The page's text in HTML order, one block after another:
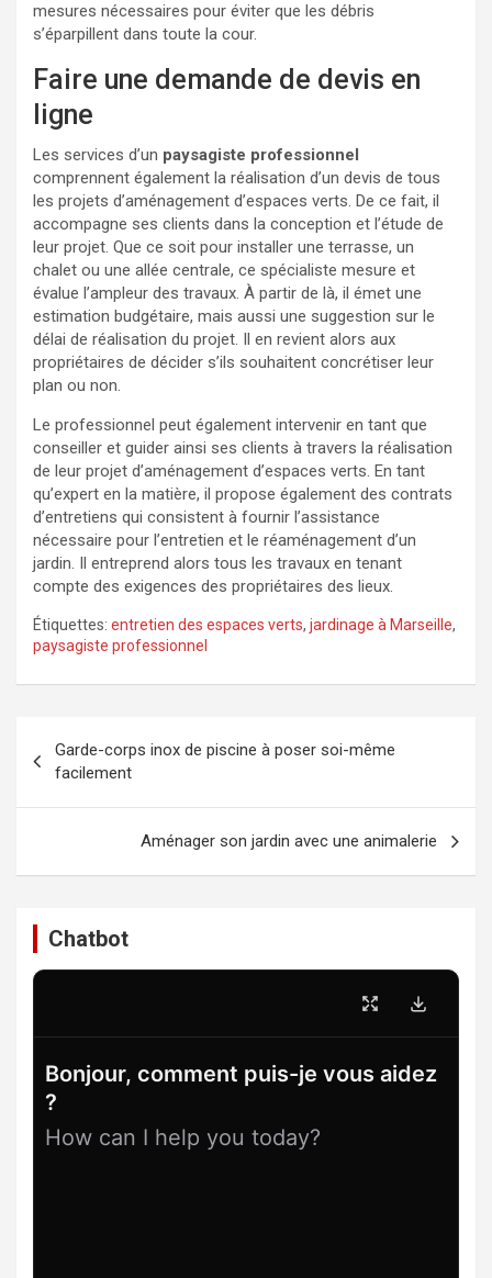
mesures nécessaires pour éviter que les débris
s’éparpillent dans toute la cour.
Faire une demande de devis en
ligne
Les services d’un paysagiste professionnel
comprennent également la réalisation d’un devis de tous
les projets d’aménagement d’espaces verts. De ce fait, il
accompagne ses clients dans la conception et l’étude de
leur projet. Que ce soit pour installer une terrasse, un
chalet ou une allée centrale, ce spécialiste mesure et
évalue l’ampleur des travaux. À partir de là, il émet une
estimation budgétaire, mais aussi une suggestion sur le
délai de réalisation du projet. Il en revient alors aux
propriétaires de décider s’ils souhaitent concrétiser leur
plan ou non.
Le professionnel peut également intervenir en tant que
conseiller et guider ainsi ses clients à travers la réalisation
de leur projet d’aménagement d’espaces verts. En tant
qu’expert en la matière, il propose également des contrats
d’entretiens qui consistent à fournir l’assistance
nécessaire pour l’entretien et le réaménagement d’un
jardin. Il entreprend alors tous les travaux en tenant
compte des exigences des propriétaires des lieux.
Étiquettes: entretien des espaces verts, jardinage à Marseille,
paysagiste professionnel
de
l’article
Garde-corps inox de piscine à poser soi-même
facilement
Aménager son jardin avec une animalerie
Chatbot
Bonjour, comment puis-je vous aidez
?
How can I help you today?